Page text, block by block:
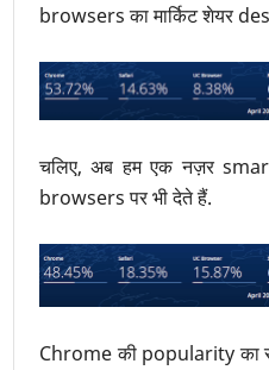
browsers का मार्किट शेयर
चलिए, अब हम एक नज़र
browsers पर भी देते हैं.
Chrome की popularity का